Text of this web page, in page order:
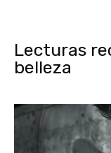
Lecturas
belleza